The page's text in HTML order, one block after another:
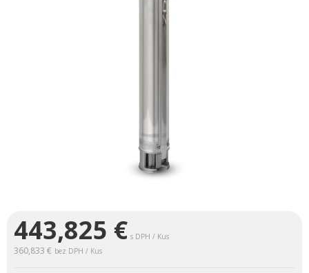
443,825 € s DPH / Kus
360,833 € bez DPH / Kus